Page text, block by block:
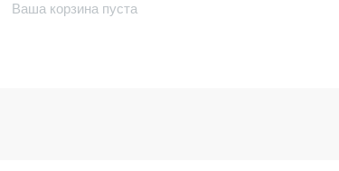
Ваша корзина пуста